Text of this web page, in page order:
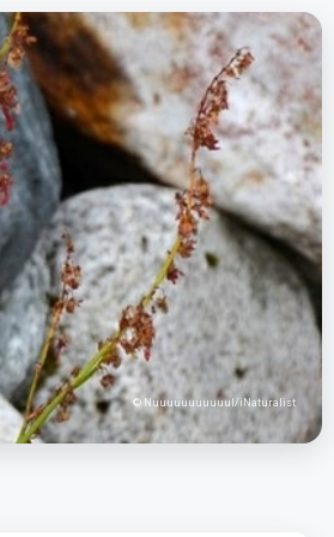
© Nuuuuuuuuuuul/iNaturalist